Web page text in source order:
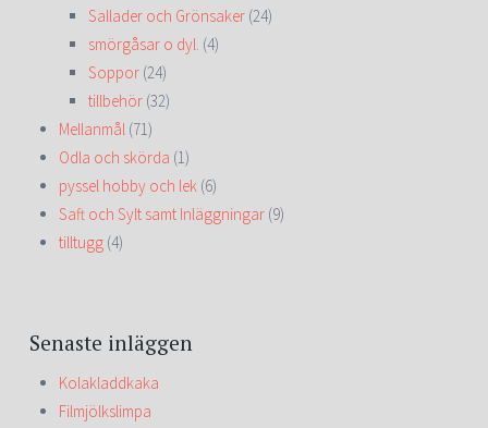
Sallader och Grönsaker (24)
smörgåsar o dyl. (4)
Soppor (24)
tillbehör (32)
Mellanmål (71)
Odla och skörda (1)
pyssel hobby och lek (6)
Saft och Sylt samt Inläggningar (9)
tilltugg (4)
Senaste inläggen
Kolakladdkaka
Filmjölkslimpa